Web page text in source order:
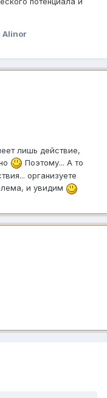
Alinor
лишь действие,
Поэтому... А то
организуете
и увидим